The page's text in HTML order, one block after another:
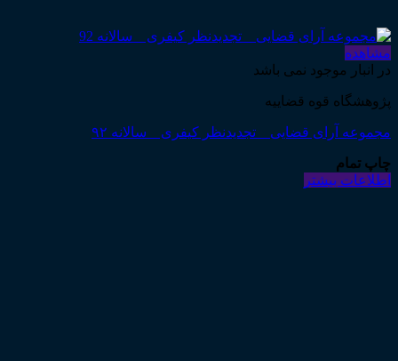
مشاهده
در انبار موجود نمی باشد
پژوهشگاه قوه قضاییه
مجموعه آرای قضایی _ تجدیدنظر کیفری _ سالانه ۹۲
چاپ تمام
اطلاعات بیشتر